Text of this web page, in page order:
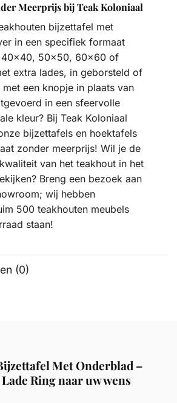
Meerprijs bij Teak Koloniaal
bijzettafel met
in een specifiek formaat
50×50, 60×60 of
extra lades, in geborsteld of
een knopje in plaats van
in een sfeervolle
kleur? Bij Teak Koloniaal
bijzettafels en hoektafels
zonder meerprijs! Wil je de
van het teakhout in het
Breng een bezoek aan
wij hebben
500 teakhouten meubels
staan!
(0)
Met Onderblad –
Ring naar uw wens